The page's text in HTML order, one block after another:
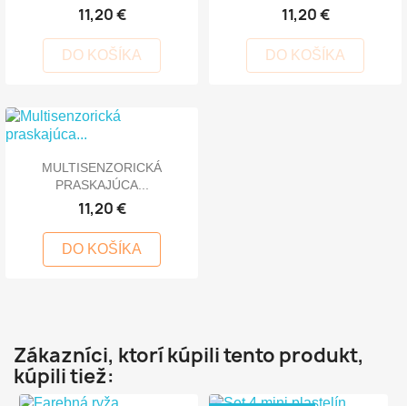
11,20 €
DO KOŠÍKA
11,20 €
DO KOŠÍKA
MULTISENZORICKÁ
PRASKAJÚCA...
11,20 €
DO KOŠÍKA
Zákazníci, ktorí kúpili tento produkt,
kúpili tiež: